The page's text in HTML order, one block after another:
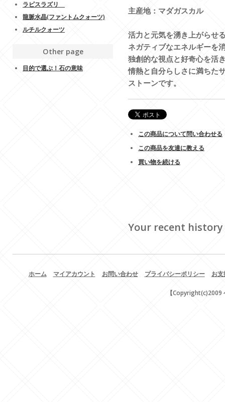
主産地：マダガスカル
活力と元気を湧き上がらせ
ネガティブなエネルギーを
独創的な視点と好奇心を活
情熱と自分らしさに満ちた
ストーンです。
この商品について問い合わせる
この商品を友達に教える
買い物を続ける
Your recent history
ラピスラズリ
龍脈水晶(ファントムクォーツ)
ルチルクォーツ
Other page
目的で選ぶ！石の意味
ホーム マイアカウント お問い合わせ プライバシーポリシー お
【